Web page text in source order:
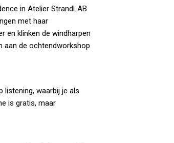
in Atelier StrandLAB
met haar
en klinken de windharpen
aan de ochtendworkshop
listening, waarbij je als
is gratis, maar